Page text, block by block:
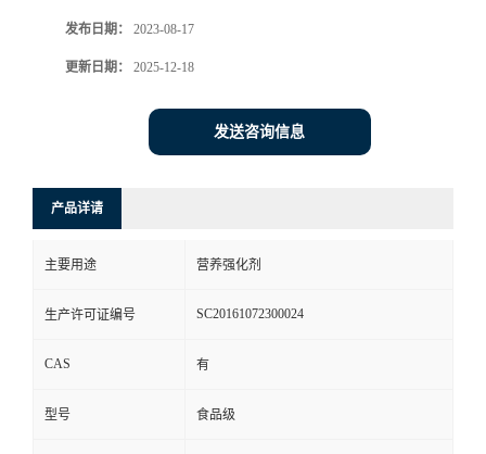
发布日期： 2023-08-17
更新日期： 2025-12-18
发送咨询信息
产品详请
主要用途 营养强化剂
生产许可证编号 SC20161072300024
CAS 有
型号 食品级